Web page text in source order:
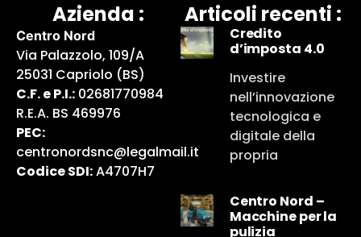
Azienda :
Centro Nord
Via Palazzolo, 109/A
25031 Capriolo (BS)
C.F. e P.I.: 02681770984
R.E.A. BS 469976
PEC:
centronordsnc@legalmail.it
Codice SDI:A4707H7
Articoli recenti :
Credito
d’imposta 4.0
Investire
nell’innovazione
tecnologica e
digitale della
propria
Centro Nord –
Macchine per la
pulizia